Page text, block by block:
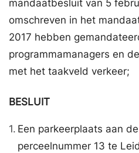
mandaatbesluit van 5
omschreven in het
2017 hebben
programmamanagers en
met het taakveld verkeer;
BESLUIT
1. Een parkeerplaats aan
perceelnummer 13 te